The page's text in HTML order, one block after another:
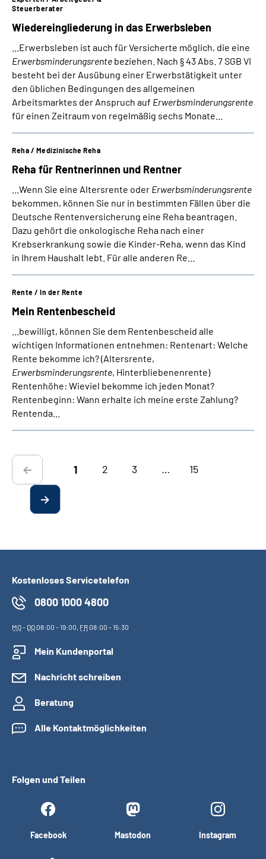
Wiedereingliederung in das Erwerbsleben
Steuerberater
...Erwerbsleben ist auch für Versicherte möglich, die eine
Erwerbsminderungsrente beziehen. Nach § 43 Abs. 7 SGB VI
besteht bei der Ausübung einer Erwerbstätigkeit unter
den üblichen Bedingungen des allgemeinen
Arbeitsmarktes der Anspruch auf Erwerbsminderungsrente
für einen Zeitraum von regelmäßig sechs Monate...
Reha für Rentnerinnen und Rentner
Reha / Medizinische Reha
...Wenn Sie eine Altersrente oder Erwerbsminderungsrente
bekommen, können Sie nur in bestimmten Fällen über die
Deutsche Rentenversicherung eine Reha beantragen.
Dazu gehört die onkologische Reha nach einer
Krebserkrankung sowie die Kinder-Reha, wenn das Kind
in Ihrem Haushalt lebt. Für alle anderen Re...
Mein Rentenbescheid
Rente / In der Rente
...bewilligt, können Sie dem Rentenbescheid alle
wichtigen Informationen entnehmen: Rentenart: Welche
Rente bekomme ich? (Altersrente,
Erwerbsminderungsrente, Hinterbliebenenrente)
Rentenhöhe: Wieviel bekomme ich jeden Monat?
Rentenbeginn: Wann erhalte ich meine erste Zahlung?
Rentenda...
1 2 3 … 15
Kostenloses Servicetelefon
0800 1000 4800
MO- DO08:00 - 19:00, FR08:00 - 15:30
Mein Kundenportal
Nachricht schreiben
Beratung
Alle Kontaktmöglichkeiten
Folgen und Teilen
Facebook Mastodon Instagram